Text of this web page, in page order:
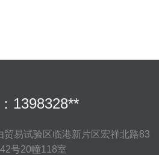
1398328**
易试验区临港新片区宏祥北路83
号20幢118室